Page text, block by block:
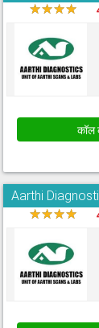
★★★★
कॉल
Aarthi
★★★★